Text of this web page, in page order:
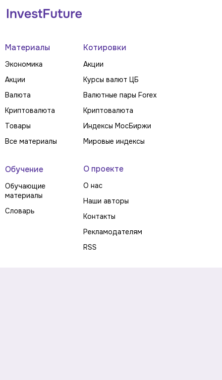
Материалы
Экономика
Акции
Валюта
Криптовалюта
Товары
Все материалы
Котировки
Акции
Курсы валют ЦБ
Валютные пары Forex
Криптовалюта
Индексы МосБиржи
Мировые индексы
Обучение
Обучающие
материалы
Словарь
О проекте
О нас
Наши авторы
Контакты
Рекламодателям
RSS